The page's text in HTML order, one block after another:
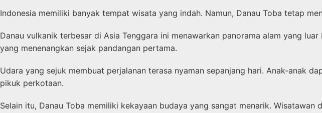
Indonesia memiliki banyak tempat wisata yang indah. Namun, Danau Toba tetap
Danau vulkanik terbesar di Asia Tenggara ini menawarkan panorama alam yang
yang menenangkan sejak pandangan pertama.
Udara yang sejuk membuat perjalanan terasa nyaman sepanjang hari. Anak-anak
pikuk perkotaan.
Selain itu, Danau Toba memiliki kekayaan budaya yang sangat menarik.